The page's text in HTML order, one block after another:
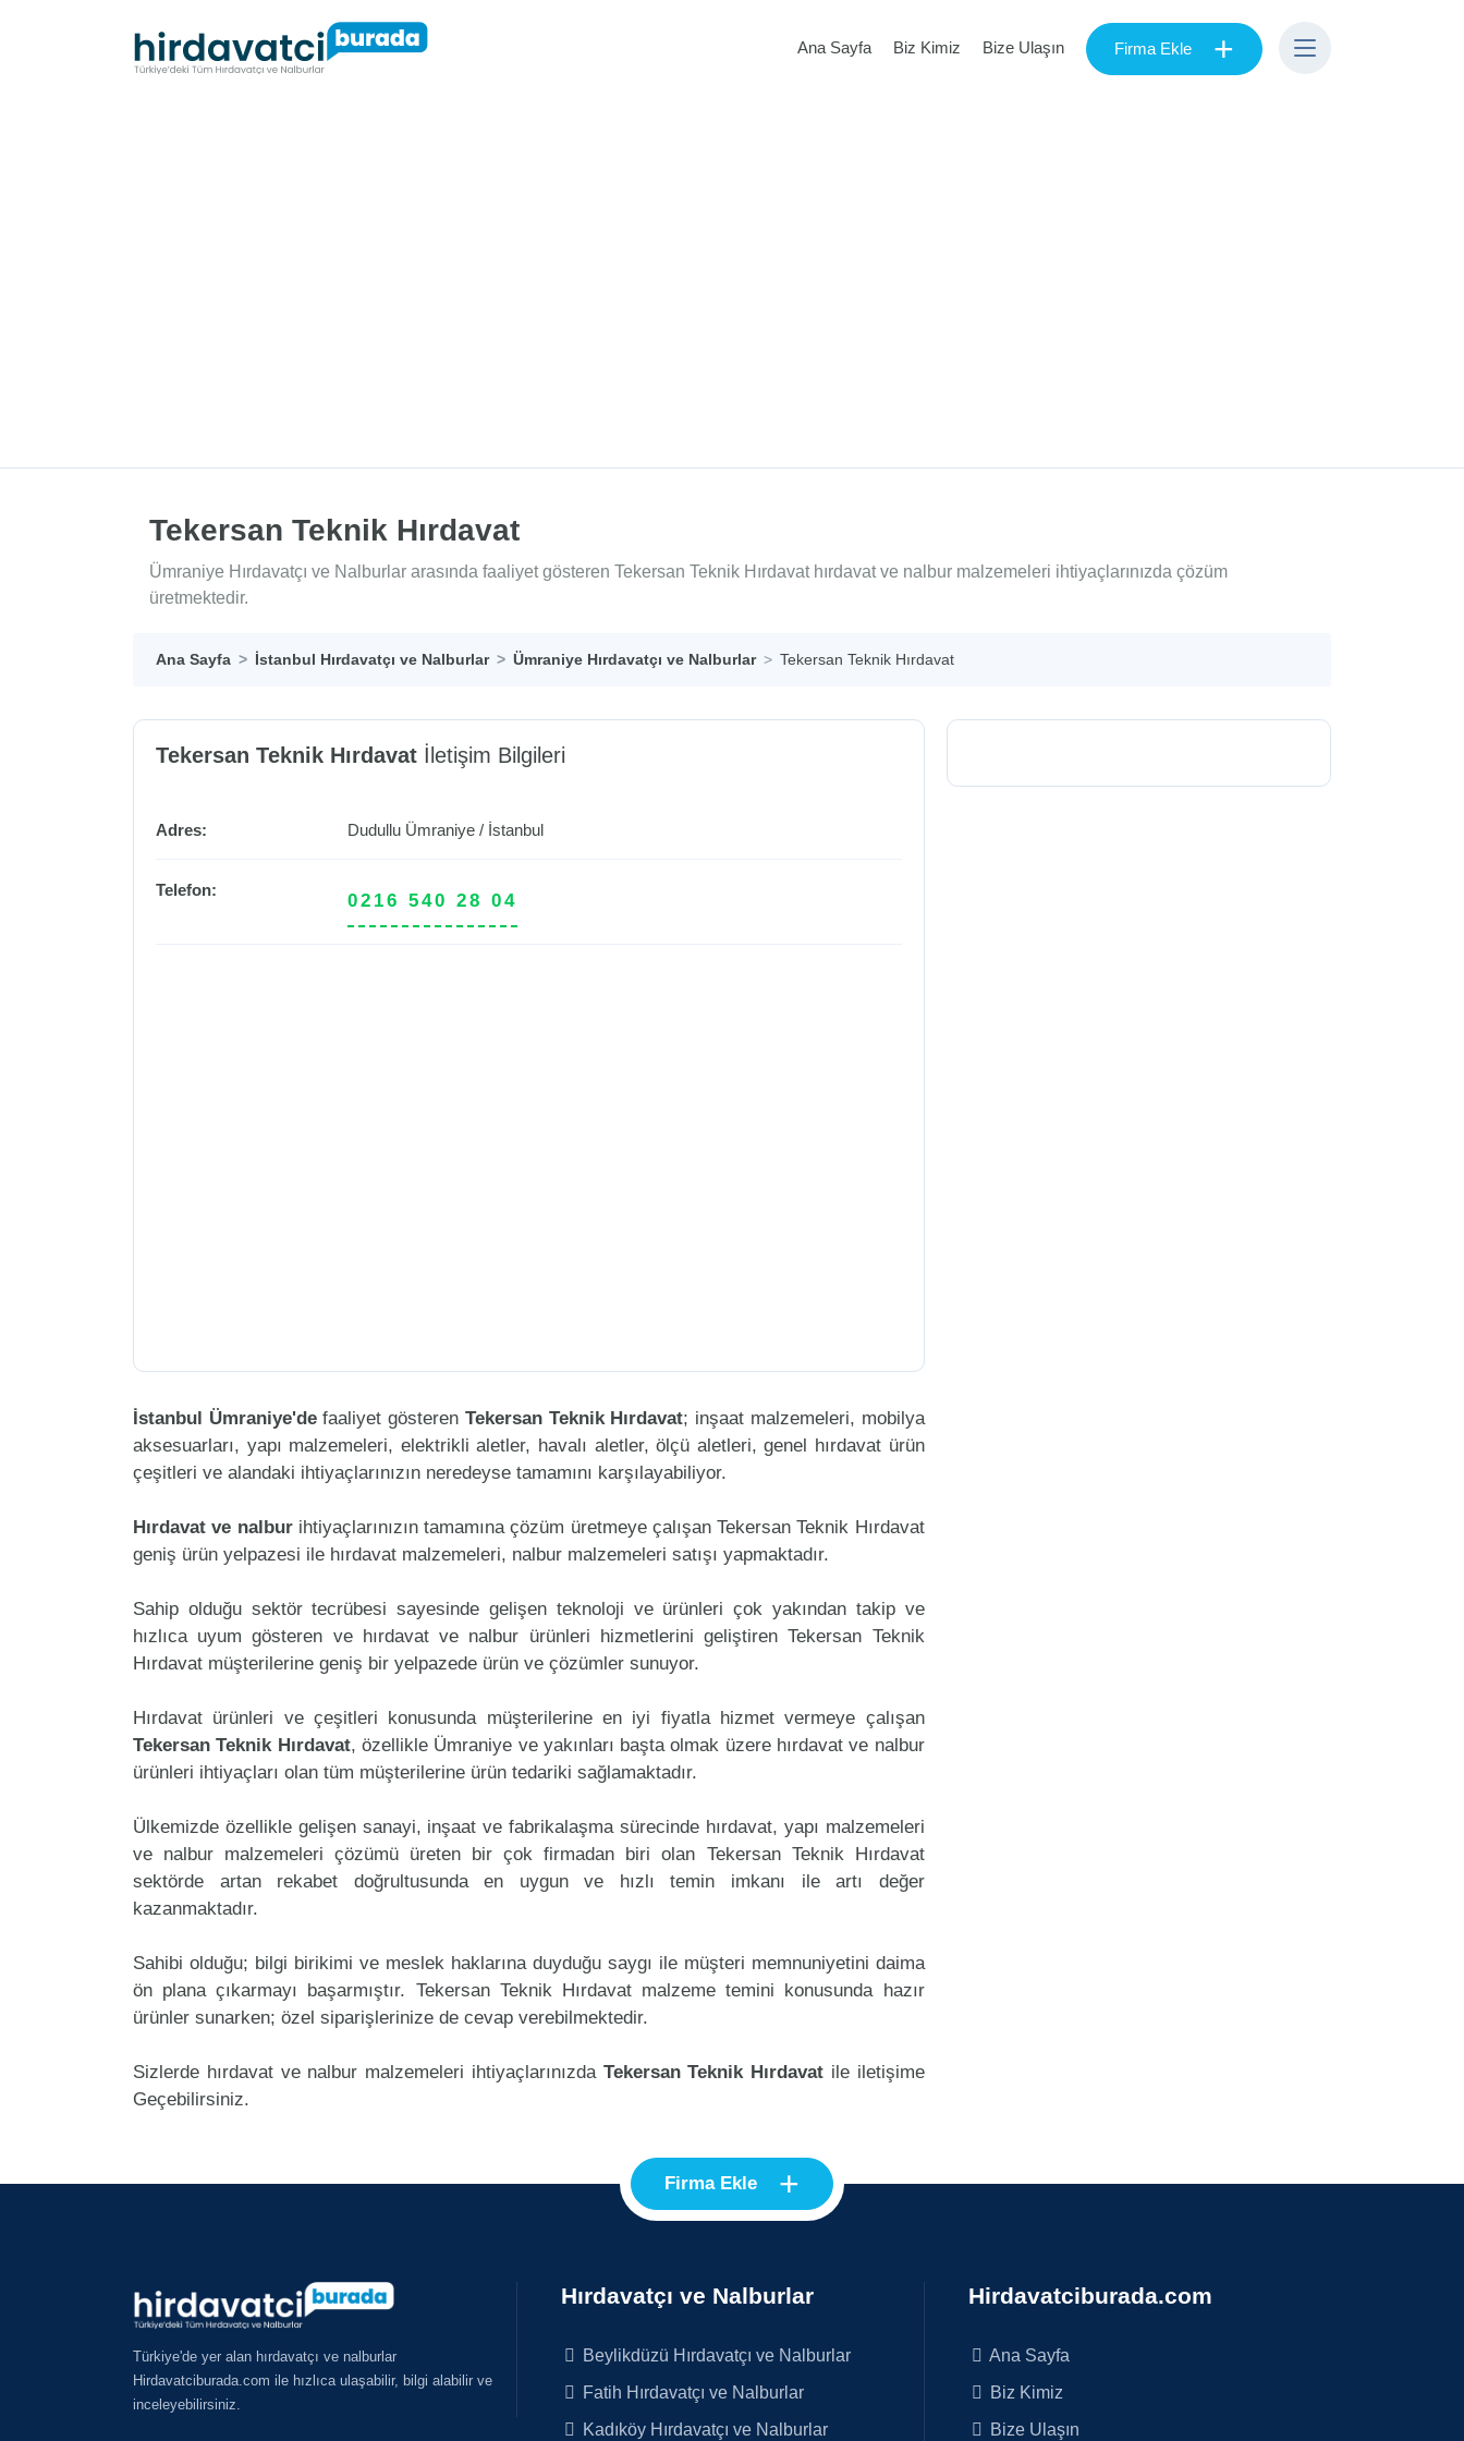
Ana Sayfa Biz Kimiz Bize Ulaşın Firma Ekle +
Tekersan Teknik Hırdavat
Ümraniye Hırdavatçı ve Nalburlar arasında faaliyet gösteren Tekersan Teknik Hırdavat hırdavat ve nalbur malzemeleri ihtiyaçlarınızda çözüm
üretmektedir.
Ana Sayfa İstanbul Hırdavatçı ve Nalburlar Ümraniye Hırdavatçı ve Nalburlar Tekersan Teknik Hırdavat
Tekersan Teknik Hırdavat İletişim Bilgileri
Adres: Dudullu Ümraniye / İstanbul
Telefon:
0216 540 28 04
İstanbul Ümraniye'defaaliyet gösteren Tekersan Teknik Hırdavat; inşaat malzemeleri, mobilya
aksesuarları, yapı malzemeleri, elektrikli aletler, havalı aletler, ölçü aletleri, genel hırdavat ürün
çeşitleri ve alandaki ihtiyaçlarınızın neredeyse tamamını karşılayabiliyor.
Hırdavat ve nalburihtiyaçlarınızın tamamına çözüm üretmeye çalışan Tekersan Teknik Hırdavat
geniş ürün yelpazesi ile hırdavat malzemeleri, nalbur malzemeleri satışı yapmaktadır.
Sahip olduğu sektör tecrübesi sayesinde gelişen teknoloji ve ürünleri çok yakından takip ve
hızlıca uyum gösteren ve hırdavat ve nalbur ürünleri hizmetlerini geliştiren Tekersan Teknik
Hırdavat müşterilerine geniş bir yelpazede ürün ve çözümler sunuyor.
Hırdavat ürünleri ve çeşitleri konusunda müşterilerine en iyi fiyatla hizmet vermeye çalışan
Tekersan Teknik Hırdavat, özellikle Ümraniye ve yakınları başta olmak üzere hırdavat ve nalbur
ürünleri ihtiyaçları olan tüm müşterilerine ürün tedariki sağlamaktadır.
Ülkemizde özellikle gelişen sanayi, inşaat ve fabrikalaşma sürecinde hırdavat, yapı malzemeleri
ve nalbur malzemeleri çözümü üreten bir çok firmadan biri olan Tekersan Teknik Hırdavat
sektörde artan rekabet doğrultusunda en uygun ve hızlı temin imkanı ile artı değer
kazanmaktadır.
Sahibi olduğu; bilgi birikimi ve meslek haklarına duyduğu saygı ile müşteri memnuniyetini daima
ön plana çıkarmayı başarmıştır. Tekersan Teknik Hırdavat malzeme temini konusunda hazır
ürünler sunarken; özel siparişlerinize de cevap verebilmektedir.
Sizlerde hırdavat ve nalbur malzemeleri ihtiyaçlarınızda Tekersan Teknik Hırdavat ile iletişime
Geçebilirsiniz.
Firma Ekle +
Türkiye'de yer alan hırdavatçı ve nalburlar
Hirdavatciburada.com ile hızlıca ulaşabilir, bilgi alabilir ve
inceleyebilirsiniz.
Hırdavatçı ve Nalburlar
Beylikdüzü Hırdavatçı ve Nalburlar
Fatih Hırdavatçı ve Nalburlar
Kadıköy Hırdavatçı ve Nalburlar
Hirdavatciburada.com
Ana Sayfa
Biz Kimiz
Bize Ulaşın